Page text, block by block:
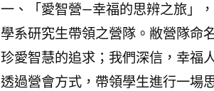
一、「愛智營—幸福的思辨之旅」
學系研究生帶領之營隊。敝營隊命
珍愛智慧的追求；我們深信，幸福
透過營會方式，帶領學生進行一場